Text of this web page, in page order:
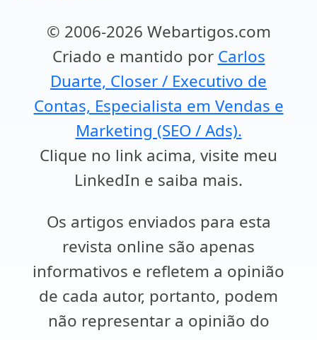
© 2006-2026 Webartigos.com
Criado e mantido por Carlos
Duarte, Closer / Executivo de
Contas, Especialista em Vendas e
Marketing (SEO / Ads).
Clique no link acima, visite meu
LinkedIn e saiba mais.
Os artigos enviados para esta
revista online são apenas
informativos e refletem a opinião
de cada autor, portanto, podem
não representar a opinião do